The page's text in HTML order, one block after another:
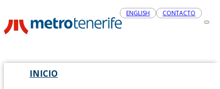
ENGLISH CONTACTO
INICIO